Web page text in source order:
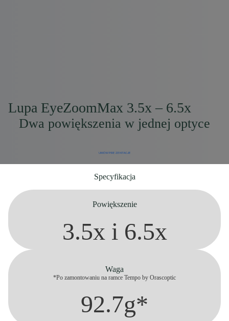
Lupa EyeZoomMax 3.5x – 6.5x
Dwa powiększenia w jednej optyce
UMÓW PREZENTACJE
Specyfikacja
Powiększenie
3.5x i 6.5x
Waga
*Po zamontowaniu na ramce Tempo by Orascoptic
92.7g*